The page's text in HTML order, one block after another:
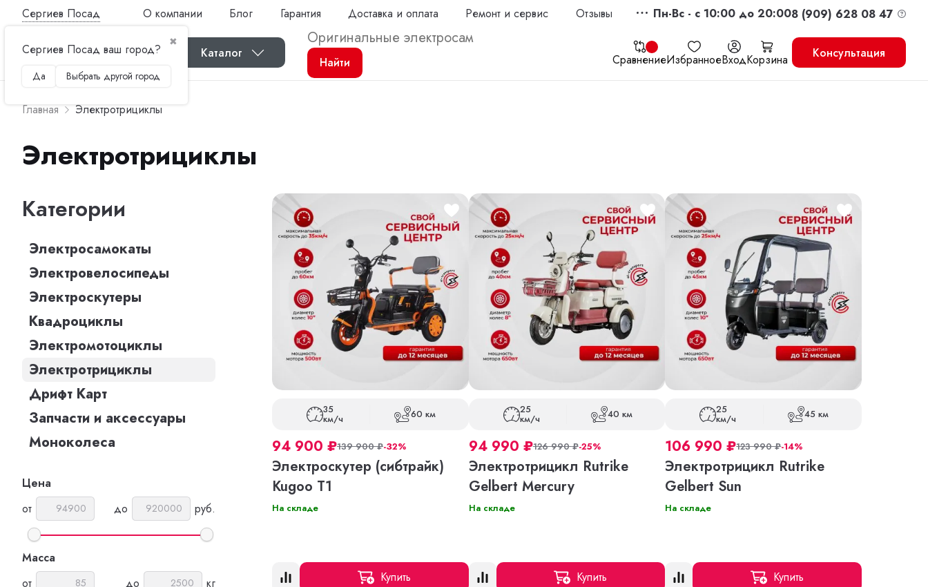
Сергиев Посад
✖
Сергиев Посад ваш город?
Да Выбрать другой город
О компании Блог Гарантия Доставка и оплата Ремонт и сервис Отзывы Пн-Вс - c 10:00 до 20:008 (909) 628 08 47
Каталог СравнениеИзбранноеВходКорзина
Найти
Консультация
Главная Электротрициклы
Электротрициклы
Категории
Электросамокаты
Электровелосипеды
Электроскутеры
Квадроциклы
Электромотоциклы
Электротрициклы
Дрифт Карт
Запчасти и аксессуары
Моноколеса
Цена
от
до руб.
Масса
от
до кг
35
км/ч 60 км
94 900 ₽139 900₽-32%
Электроскутер (сибтрайк)
Kugoo T1
На складе
Купить
25
км/ч 40 км
94 990 ₽126 990₽-25%
Электротрицикл Rutrike
Gelbert Mercury
На складе
Купить
25
км/ч 45 км
106 990₽123 990₽-14%
Электротрицикл Rutrike
Gelbert Sun
На складе
Купить